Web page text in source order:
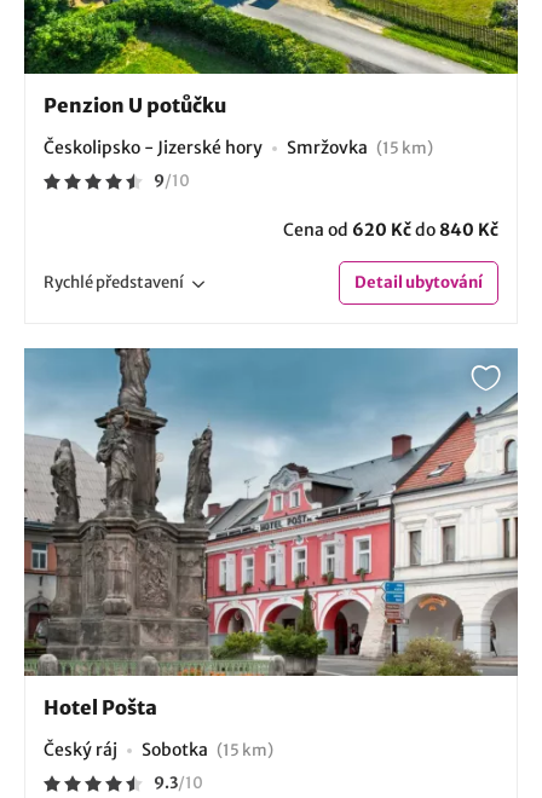
Penzion U potůčku
Českolipsko - Jizerské hory Smržovka (15 km)
9/10
Cena od 620 Kčdo 840 Kč
Rychlépředstavení Detailubytování
Hotel Pošta
Český ráj Sobotka (15 km)
9.3/10